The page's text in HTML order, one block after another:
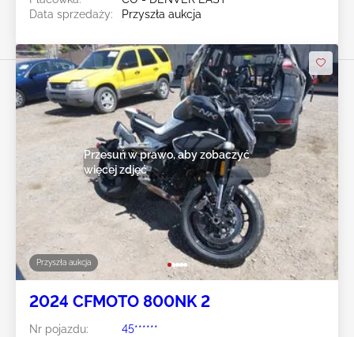
Data sprzedaży:
Przyszła aukcja
Przyszła aukcja
Przesuń w prawo, aby zobaczyć
więcej zdjęć
2024 CFMOTO 800NK 2
Nr pojazdu:
45******